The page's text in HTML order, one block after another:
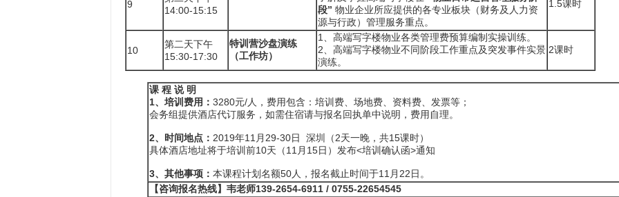
9
14:00-15:15
段” 物业企业所应提供的各专业板块（财务及人力资
源与行政）管理服务重点。
1.5课时
10
第二天下午
15:30-17:30
特训营沙盘演练
（工作坊）
1、高端写字楼物业各类管理费预算编制实操训练。
2、高端写字楼物业不同阶段工作重点及突发事件实景
演练。
2课时
课 程 说 明
1、培训费用： 3280元/人，费用包含：培训费、场地费、资料费、发票等；
会务组提供酒店代订服务，如需住宿请与报名回执单中说明，费用自理。
2、时间地点： 2019年11月29-30日 深圳（2天一晚，共15课时）
具体酒店地址将于培训前10天（11月15日）发布<培训确认函>通知
3、其他事项： 本课程计划名额50人，报名截止时间于11月22日。
【咨询报名热线】 韦老师139-2654-6911 / 0755-22654545